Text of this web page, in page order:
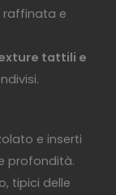
raffinata e
tattili e
e inserti
profondità.
tipici delle